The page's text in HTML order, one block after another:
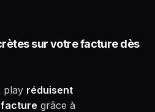
sur votre facture dès
play réduisent
facture grâce à